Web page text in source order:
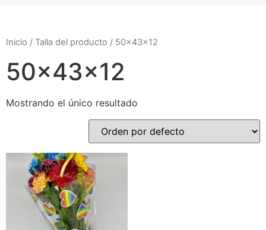
Inicio / Talla del producto / 50x43x12
50x43x12
Mostrando el único resultado